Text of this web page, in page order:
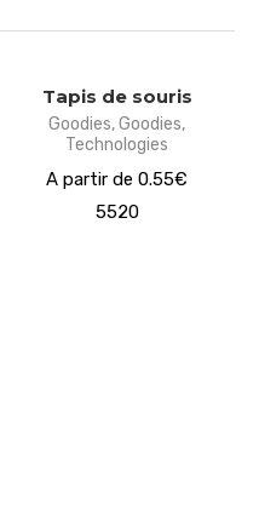
Tapis de souris
Goodies,Goodies,
Technologies
A partir de 0.55€
5520